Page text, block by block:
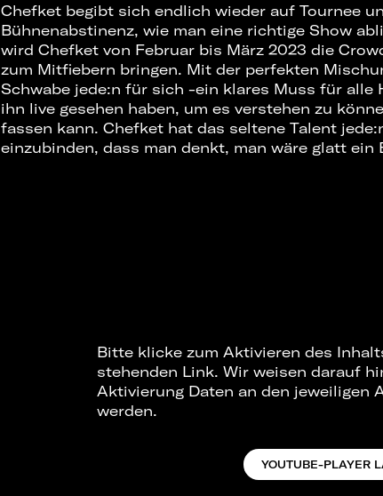
Chefket begibt sich endlich wieder auf Tournee
Bühnenabstinenz, wie man eine richtige Show
wird Chefket von Februar bis März 2023 die
zum Mitfiebern bringen. Mit der perfekten
Schwabe jede:n für sich -ein klares Muss für alle
ihn live gesehen haben, um es verstehen zu
fassen kann. Chefket hat das seltene Talent
einzubinden, dass man denkt, man wäre glatt ein
Bitte klicke zum Aktivieren des
stehenden Link. Wir weisen darauf
Aktivierung Daten an den jeweiligen
werden.
YOUTUBE-PLAYER